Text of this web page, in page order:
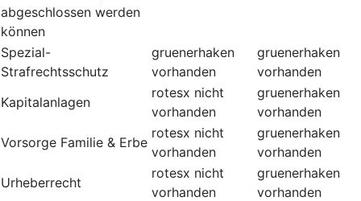
abgeschlossen werden
können
Spezial-
Strafrechtsschutz
gruenerhaken
vorhanden
gruenerhaken
vorhanden
Kapitalanlagen
rotesx nicht
vorhanden
gruenerhaken
vorhanden
Vorsorge Familie & Erbe
rotesx nicht
vorhanden
gruenerhaken
vorhanden
Urheberrecht
rotesx nicht
vorhanden
gruenerhaken
vorhanden